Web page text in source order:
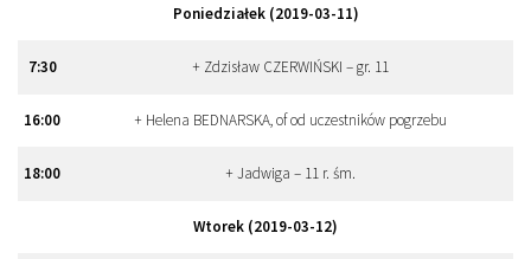
Poniedziałek (2019-03-11)
7:30 + Zdzisław CZERWIŃSKI – gr. 11
16:00 + Helena BEDNARSKA, of od uczestników pogrzebu
18:00 + Jadwiga – 11 r. śm.
Wtorek (2019-03-12)